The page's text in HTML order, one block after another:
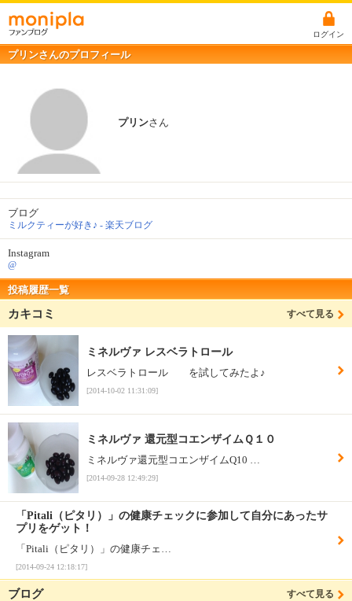
ログイン
プリンさんのプロフィール
プリンさん
ブログ
ミルクティーが好き♪ - 楽天ブログ
Instagram
@
投稿履歴一覧
カキコミ すべて見る
ミネルヴァ レスベラトロール
レスベラトロール を試してみたよ♪
[2014-10-02 11:31:09]
ミネルヴァ 還元型コエンザイムＱ１０
ミネルヴァ還元型コエンザイムQ10 …
[2014-09-28 12:49:29]
「Pitali（ピタリ）」の健康チェックに参加して自分にあったサ
プリをゲット！
「Pitali（ピタリ）」の健康チェ…
[2014-09-24 12:18:17]
ブログ すべて見る